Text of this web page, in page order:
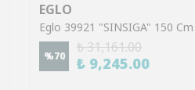
EGLO
%70
₺ 31,161.00
₺ 9,245.00